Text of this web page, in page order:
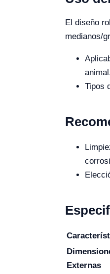
El diseño
medianos/
Tipos
Externas